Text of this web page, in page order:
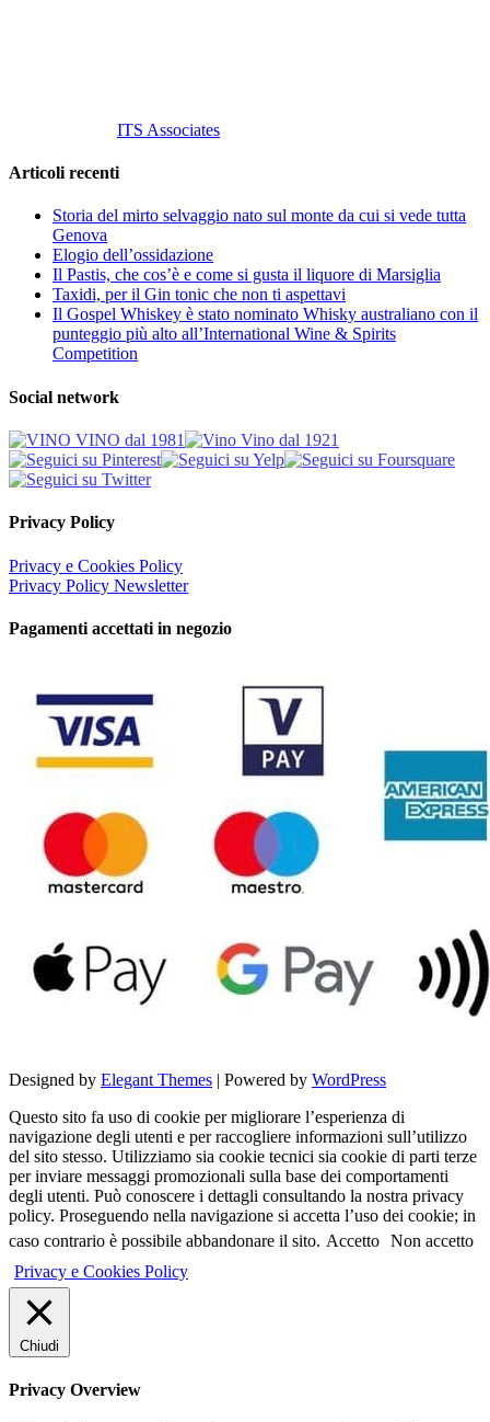
ITS Associates
Articoli recenti
Storia del mirto selvaggio nato sul monte da cui si vede tutta
Genova
Elogio dell’ossidazione
Il Pastis, che cos’è e come si gusta il liquore di Marsiglia
Taxidi, per il Gin tonic che non ti aspettavi
Il Gospel Whiskey è stato nominato Whisky australiano con il
punteggio più alto all’International Wine & Spirits
Competition
Social network
Privacy Policy
Privacy e Cookies Policy
Privacy Policy Newsletter
Pagamenti accettati in negozio
Designed by Elegant Themes | Powered by WordPress
Questo sito fa uso di cookie per migliorare l’esperienza di
navigazione degli utenti e per raccogliere informazioni sull’utilizzo
del sito stesso. Utilizziamo sia cookie tecnici sia cookie di parti terze
per inviare messaggi promozionali sulla base dei comportamenti
degli utenti. Può conoscere i dettagli consultando la nostra privacy
policy. Proseguendo nella navigazione si accetta l’uso dei cookie; in
caso contrario è possibile abbandonare il sito. Accetto Non accetto
Privacy e Cookies Policy
Chiudi
Privacy Overview